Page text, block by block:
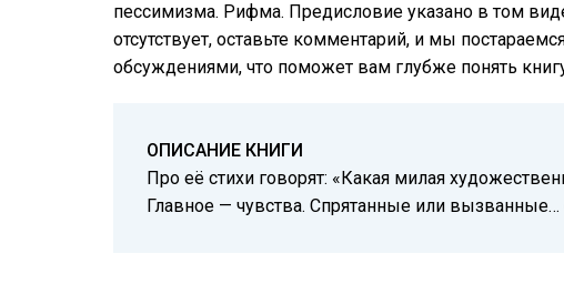
пессимизма. Рифма. Предисловие указано в том
отсутствует, оставьте комментарий, и мы
обсуждениями, что поможет вам глубже понять
ОПИСАНИЕ КНИГИ
Про её стихи говорят: «Какая милая
Главное — чувства. Спрятанные или